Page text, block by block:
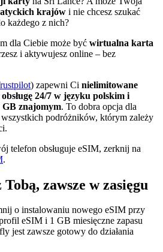
krajów i nie chcesz szukać
każdego z nich?
dla Ciebie może być wirtualna karta
i aktywujesz online – bez
) zapewni Ci nielimitowane
24/7 w języku polskim i
GB znajomym. To dobra opcja dla
podróżników, którym zależy
telefon obsługuje eSIM, zerknij na
.
zawsze w zasięgu
o instalowaniu nowego eSIM przy
eSIM i 1 GB miesięczne zapasu
jest zawsze gotowy do działania